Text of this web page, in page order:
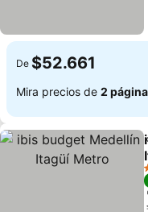
De $52.661
Mira precios de 2